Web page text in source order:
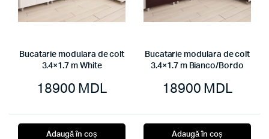
Bucatarie modulara de colt
3.4×1.7 m White
18900 MDL
Adaugă în coș
Bucatarie modulara de colt
3.4×1.7 m Bianco/Bordo
18900 MDL
Adaugă în coș